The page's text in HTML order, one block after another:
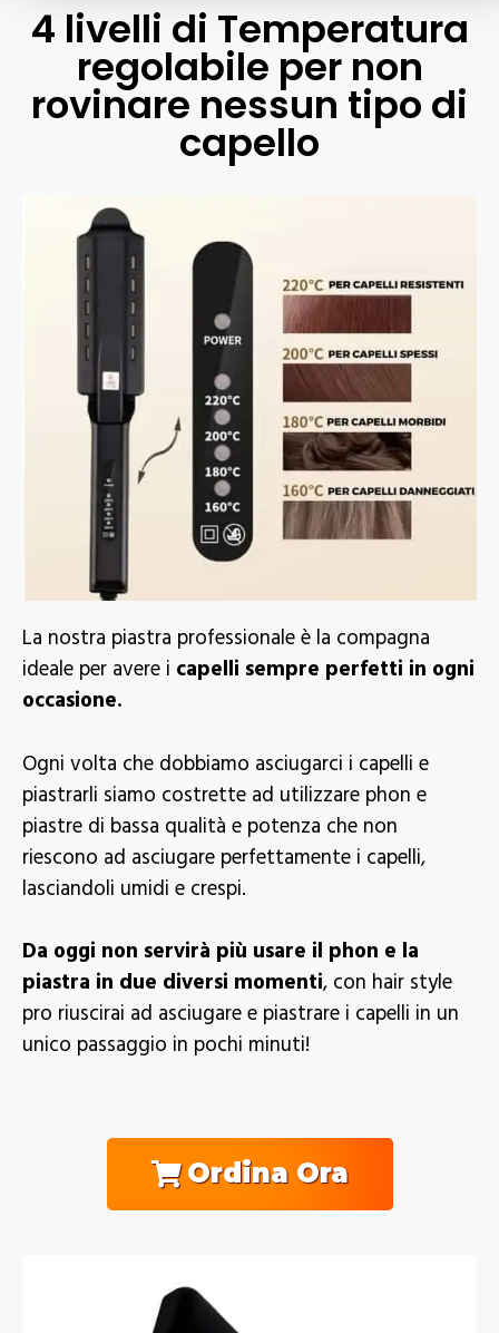
4 livelli di Temperatura
regolabile per non
rovinare nessun tipo di
capello
La nostra piastra professionale è la compagna
ideale per avere i capelli sempre perfetti in ogni
occasione.
Ogni volta che dobbiamo asciugarci i capelli e
piastrarli siamo costrette ad utilizzare phon e
piastre di bassa qualità e potenza che non
riescono ad asciugare perfettamente i capelli,
lasciandoli umidi e crespi.
Da oggi non servirà più usare il phon e la
piastra in due diversi momenti, con hair style
pro riuscirai ad asciugare e piastrare i capelli in un
unico passaggio in pochi minuti!
Ordina Ora